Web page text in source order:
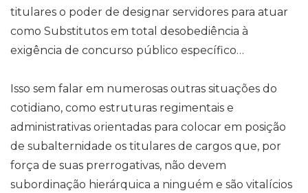
titulares o poder de designar servidores para atuar
como Substitutos em total desobediência à
exigência de concurso público específico…
Isso sem falar em numerosas outras situações do
cotidiano, como estruturas regimentais e
administrativas orientadas para colocar em posição
de subalternidade os titulares de cargos que, por
força de suas prerrogativas, não devem
subordinação hierárquica a ninguém e são vitalícios